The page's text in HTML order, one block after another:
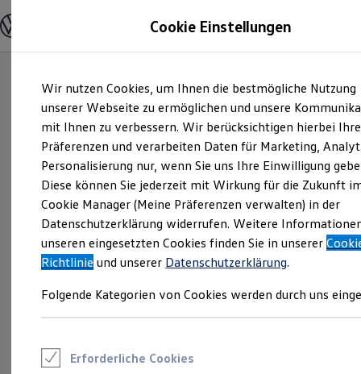
Hauptinhalt
springen
Footer
springen
Modelle und Konfigurator
Modelle vergleichen
Elektroautos
ENERGY Sondermodelle
Nutzfahrzeuge
SUV und CUV
Familienautos
Kombis
Kompaktwagen
Sportwagen
Schnell verfügbare Fahrzeuge
Angebote und Produkte
Aktuelle Angebote
E-Auto-Förderung
Volkswagen Marktplatz
Junge Gebrauchtwagen und Gebrauchtwagen
Saisonangebote
Cookie Einstellungen
Wir nutzen Cookies, um Ihnen die bestmögliche Nutzung
unserer Webseite zu ermöglichen und unsere
mit Ihnen zu verbessern. Wir berücksichtigen hierbei Ihre
Präferenzen und verarbeiten Daten für Marketing,
Personalisierung nur, wenn Sie uns Ihre Einwilligung
Diese können Sie jederzeit mit Wirkung für die Zukunft
Cookie Manager (Meine Präferenzen verwalten) in der
Datenschutzerklärung widerrufen. Weitere
unseren eingesetzten Cookies finden Sie in unserer
Richtlinie und unserer Datenschutzerklärung.
Folgende Kategorien von Cookies werden durch uns
Erforderliche Cookies